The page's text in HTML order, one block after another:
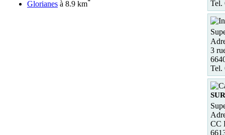
Glorianes à 8.9 km Tel.
3
Tel.
CC